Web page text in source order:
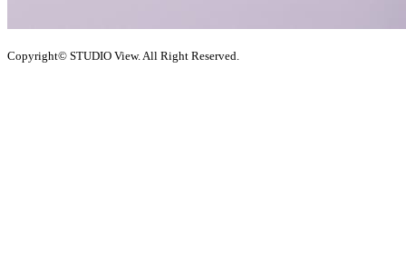
Copyright© STUDIO View. All Right Reserved.